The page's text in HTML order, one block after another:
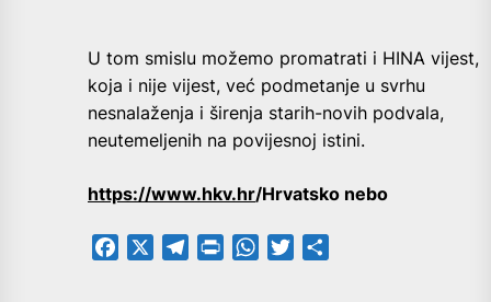
U tom smislu možemo promatrati i HINA vijest,
koja i nije vijest, već podmetanje u svrhu
nesnalaženja i širenja starih-novih podvala,
neutemeljenih na povijesnoj istini.
https://www.hkv.hr/Hrvatsko nebo
Facebook TelegramPrintFriendly
WhatsApp
Twitter